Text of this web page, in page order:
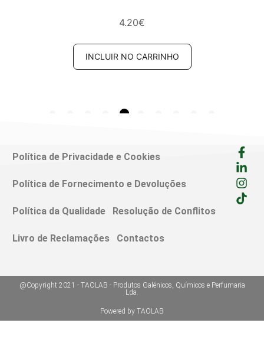
4.20€
INCLUIR NO CARRINHO
Política de Privacidade e Cookies
Política de Fornecimento e Devoluções
Política da Qualidade Resolução de Conflitos
Livro de Reclamações Contactos
@Copyright 2021 - TAOLAB - Produtos Galénicos, Químicos e Perfumaria
Lda.
Powered by TAOLAB